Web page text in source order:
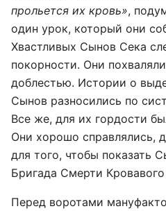
прольется их кровь»,
один урок, который они
Хвастливых Сынов Сека
покорности. Они
доблестью. Истории о
Сынов разносились по
Все же, для их гордости
Они хорошо справлялись,
для того, чтобы показать
Бригада Смерти
Перед воротами